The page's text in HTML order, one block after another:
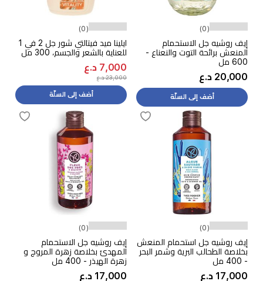
(0)
إيف روشيه جل الاستحمام
المنعش برائحة التوت والنعناع -
600 مل
20,000 د.ع
أضف إلى السلّة
(0)
ايلينا ميد فيتالتي شور جل 2 في 1
للعناية بالشعر والجسم، 300 مل
7,000 د.ع
23,000 د.ع
أضف إلى السلّة
(0)
إيف روشيه جل استحمام المنعش
بخلاصة الطحالب البرية وشمر البحر
- 400 مل
17,000 د.ع
(0)
إيف روشيه جل الاستحمام
المهدئ بخلاصة زهرة المروج و
زهرة الهيذر - 400 مل
17,000 د.ع